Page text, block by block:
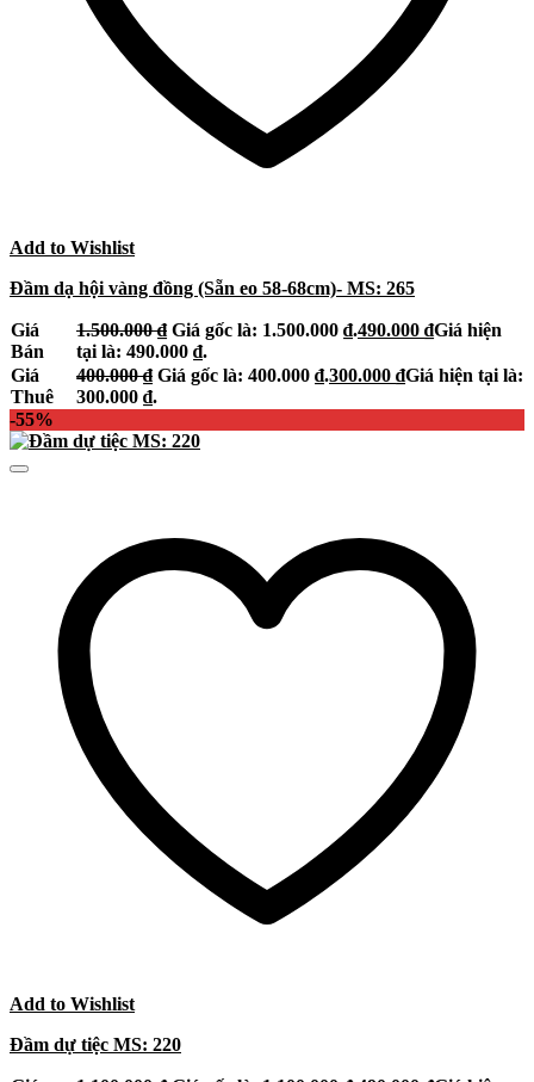
Add to Wishlist
Đầm dạ hội vàng đồng (Sẵn eo 58-68cm)- MS: 265
Giá
Bán
1.500.000₫ Giá gốc là: 1.500.000 ₫.490.000 ₫Giá hiện
tại là: 490.000 ₫.
Giá
Thuê
400.000₫ Giá gốc là: 400.000 ₫.300.000 ₫Giá hiện tại là:
300.000 ₫.
-55%
Add to Wishlist
Đầm dự tiệc MS: 220